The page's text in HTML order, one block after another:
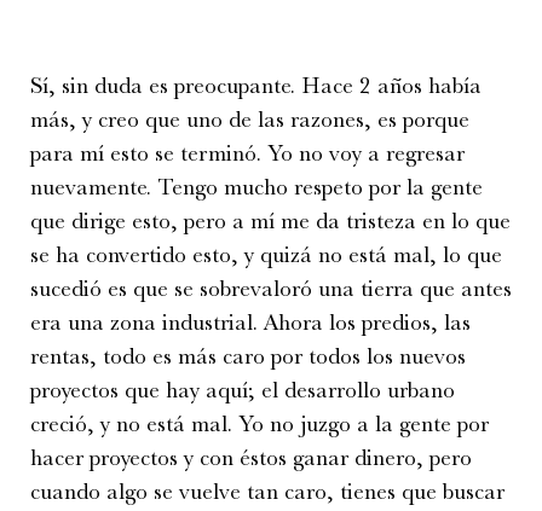
Sí, sin duda es preocupante. Hace 2 años había
más, y creo que uno de las razones, es porque
para mí esto se terminó. Yo no voy a regresar
nuevamente. Tengo mucho respeto por la gente
que dirige esto, pero a mí me da tristeza en lo que
se ha convertido esto, y quizá no está mal, lo que
sucedió es que se sobrevaloró una tierra que antes
era una zona industrial. Ahora los predios, las
rentas, todo es más caro por todos los nuevos
proyectos que hay aquí; el desarrollo urbano
creció, y no está mal. Yo no juzgo a la gente por
hacer proyectos y con éstos ganar dinero, pero
cuando algo se vuelve tan caro, tienes que buscar